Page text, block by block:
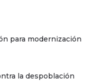
para modernización
la despoblación